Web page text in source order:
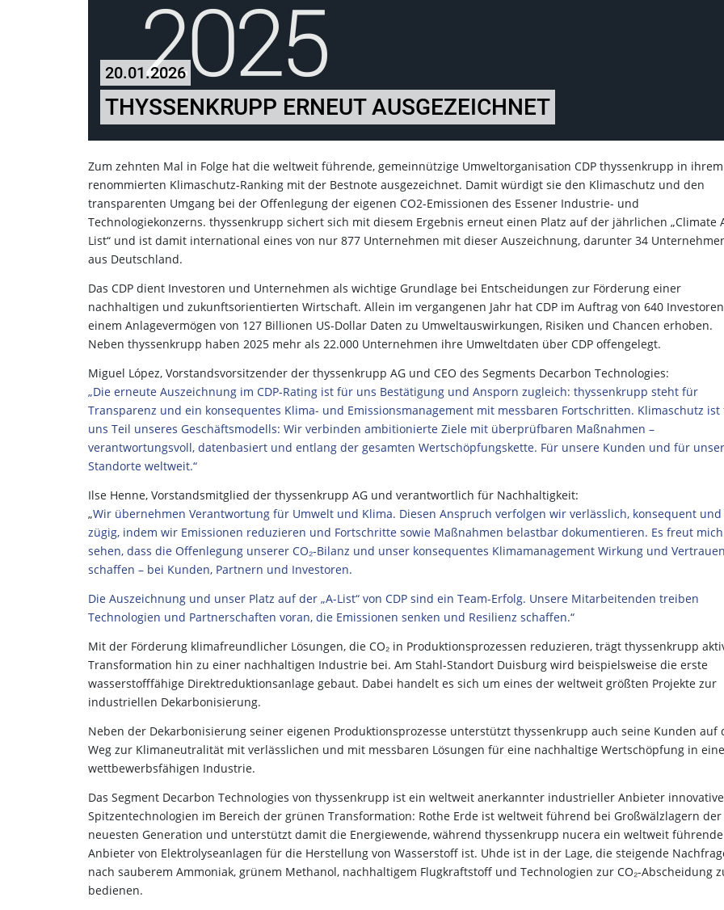
20.01.2026
THYSSENKRUPP ERNEUT AUSGEZEICHNET
Zum zehnten Mal in Folge hat die weltweit führende, gemeinnützige Umweltorganisation CDP thyssenkrupp in ihrem
renommierten Klimaschutz-Ranking mit der Bestnote ausgezeichnet. Damit würdigt sie den Klimaschutz und den
transparenten Umgang bei der Offenlegung der eigenen CO2-Emissionen des Essener Industrie- und
Technologiekonzerns. thyssenkrupp sichert sich mit diesem Ergebnis erneut einen Platz auf der jährlichen „Climate
List“ und ist damit international eines von nur 877 Unternehmen mit dieser Auszeichnung, darunter 34
aus Deutschland.
Das CDP dient Investoren und Unternehmen als wichtige Grundlage bei Entscheidungen zur Förderung einer
nachhaltigen und zukunftsorientierten Wirtschaft. Allein im vergangenen Jahr hat CDP im Auftrag von 640
einem Anlagevermögen von 127 Billionen US-Dollar Daten zu Umweltauswirkungen, Risiken und Chancen erhoben.
Neben thyssenkrupp haben 2025 mehr als 22.000 Unternehmen ihre Umweltdaten über CDP offengelegt.
Miguel López, Vorstandsvorsitzender der thyssenkrupp AG und CEO des Segments Decarbon Technologies:
„Die erneute Auszeichnung im CDP-Rating ist für uns Bestätigung und Ansporn zugleich: thyssenkrupp steht für
Transparenz und ein konsequentes Klima- und Emissionsmanagement mit messbaren Fortschritten. Klimaschutz
uns Teil unseres Geschäftsmodells: Wir verbinden ambitionierte Ziele mit überprüfbaren Maßnahmen –
verantwortungsvoll, datenbasiert und entlang der gesamten Wertschöpfungskette. Für unsere Kunden und für
Standorte weltweit.“
Ilse Henne, Vorstandsmitglied der thyssenkrupp AG und verantwortlich für Nachhaltigkeit:
„Wir übernehmen Verantwortung für Umwelt und Klima. Diesen Anspruch verfolgen wir verlässlich, konsequent und
zügig, indem wir Emissionen reduzieren und Fortschritte sowie Maßnahmen belastbar dokumentieren. Es freut
sehen, dass die Offenlegung unserer CO₂‑Bilanz und unser konsequentes Klimamanagement Wirkung und
schaffen – bei Kunden, Partnern und Investoren.
Die Auszeichnung und unser Platz auf der „A-List“ von CDP sind ein Team-Erfolg. Unsere Mitarbeitenden treiben
Technologien und Partnerschaften voran, die Emissionen senken und Resilienz schaffen.“
Mit der Förderung klimafreundlicher Lösungen, die CO₂ in Produktionsprozessen reduzieren, trägt thyssenkrupp
Transformation hin zu einer nachhaltigen Industrie bei. Am Stahl-Standort Duisburg wird beispielsweise die erste
wasserstofffähige Direktreduktionsanlage gebaut. Dabei handelt es sich um eines der weltweit größten Projekte zur
industriellen Dekarbonisierung.
Neben der Dekarbonisierung seiner eigenen Produktionsprozesse unterstützt thyssenkrupp auch seine Kunden auf
Weg zur Klimaneutralität mit verlässlichen und mit messbaren Lösungen für eine nachhaltige Wertschöpfung in
wettbewerbsfähigen Industrie.
Das Segment Decarbon Technologies von thyssenkrupp ist ein weltweit anerkannter industrieller Anbieter
Spitzentechnologien im Bereich der grünen Transformation: Rothe Erde ist weltweit führend bei Großwälzlagern der
neuesten Generation und unterstützt damit die Energiewende, während thyssenkrupp nucera ein weltweit
Anbieter von Elektrolyseanlagen für die Herstellung von Wasserstoff ist. Uhde ist in der Lage, die steigende
nach sauberem Ammoniak, grünem Methanol, nachhaltigem Flugkraftstoff und Technologien zur CO₂-Abscheidung
bedienen.